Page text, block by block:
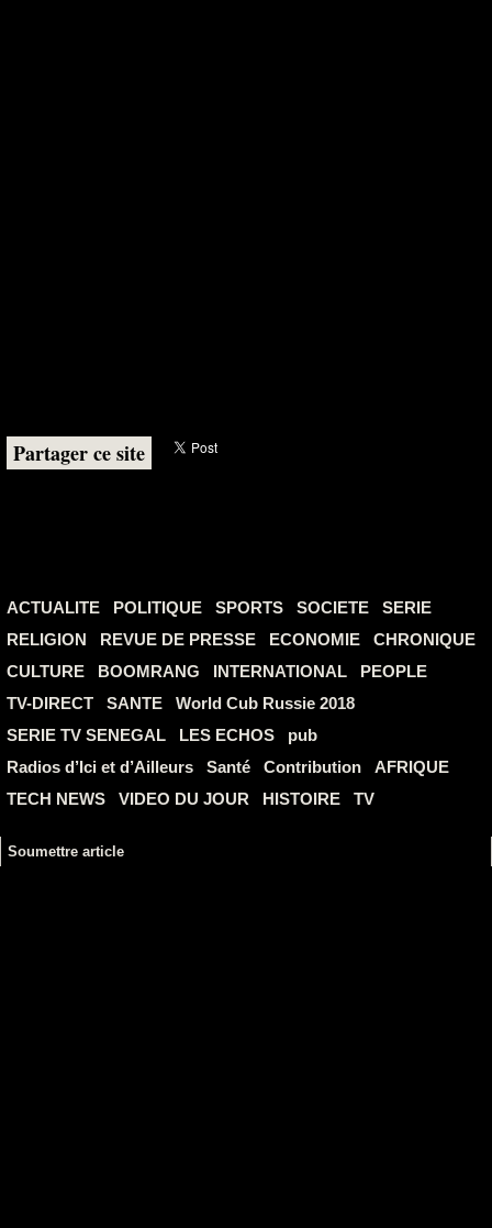
Partager ce site
ACTUALITE POLITIQUE SPORTS SOCIETE
SERIE
RELIGION
REVUE DE PRESSE ECONOMIE
CHRONIQUE
CULTURE
BOOMRANG INTERNATIONAL
PEOPLE
TV-DIRECT
SANTE
World Cub Russie 2018
SERIE TV SENEGAL
LES ECHOS
pub
Radios d’Ici et d’Ailleurs
Santé Contribution
AFRIQUE
TECH NEWS
VIDEO DU JOUR HISTOIRE TV
Soumettre article